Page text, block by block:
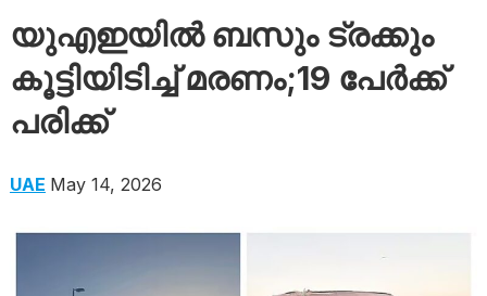
യുഎഇയിൽ ബസും ട്രക്കും
കൂട്ടിയിടിച്ച് മരണം;19 പേർക്ക്
പരിക്ക്
UAE May 14, 2026